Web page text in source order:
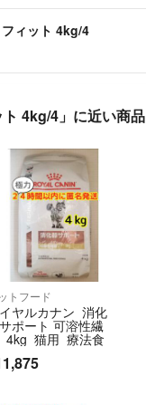
ィット 4kg/4
ト 4kg/4」に近い商品
トフード
ヤルカナン 消化
ポート 可溶性繊
4kg 猫用 療法食